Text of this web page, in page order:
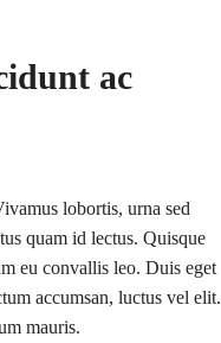
ac
lobortis, urna sed
quam id lectus. Quisque
eu convallis leo. Duis eget
accumsan, luctus vel elit.
mauris.